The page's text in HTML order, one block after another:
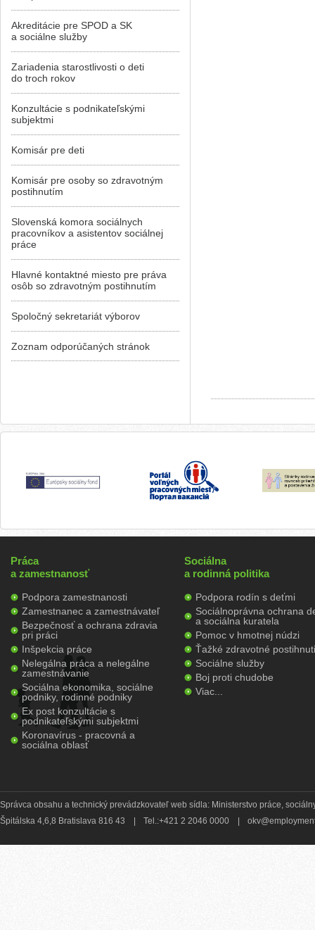
Akreditácie pre SPOD a SK
a sociálne služby
Zariadenia starostlivosti o deti
do troch rokov
Konzultácie s podnikateľskými
subjektmi
Komisár pre deti
Komisár pre osoby so zdravotným
postihnutím
Slovenská komora sociálnych
pracovníkov a asistentov sociálnej
práce
Hlavné kontaktné miesto pre práva
osôb so zdravotným postihnutím
Spoločný sekretariát výborov
Zoznam odporúčaných stránok
Práca
a zamestnanosť
Podpora zamestnanosti
Zamestnanec a zamestnávateľ
Bezpečnosť a ochrana zdravia
pri práci
Inšpekcia práce
Nelegálna práca a nelegálne
zamestnávanie
Sociálna ekonomika, sociálne
podniky, rodinné podniky
Ex post konzultácie s
podnikateľskými subjektmi
Koronavírus - pracovná a
sociálna oblasť
Sociálna
a rodinná politika
Podpora rodín s deťmi
Sociálnoprávna ochrana
a sociálna kuratela
Pomoc v hmotnej núdzi
Ťažké zdravotné
Sociálne služby
Boj proti chudobe
Viac...
Správca obsahu a technický prevádzkovateľ web sídla: Ministerstvo práce,
Špitálska 4,6,8 Bratislava 816 43
Tel.:+421 2 2046 0000